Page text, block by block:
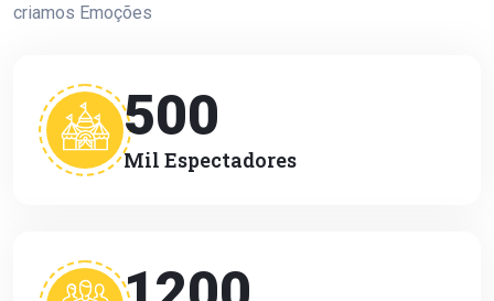
criamos Emoções
500
Mil Espectadores